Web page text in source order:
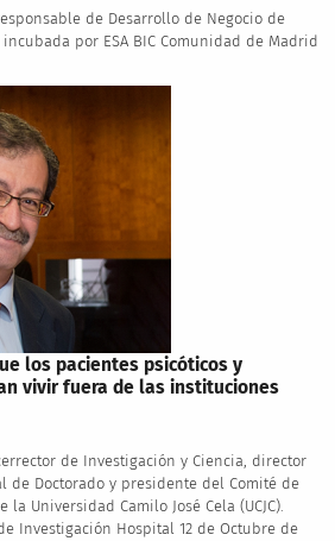
de Desarrollo de Negocio de
por ESA BIC Comunidad de Madrid
los pacientes psicóticos y
vivir fuera de las instituciones
de Investigación y Ciencia, director
de Doctorado y presidente del Comité de
Universidad Camilo José Cela (UCJC).
Investigación Hospital 12 de Octubre de